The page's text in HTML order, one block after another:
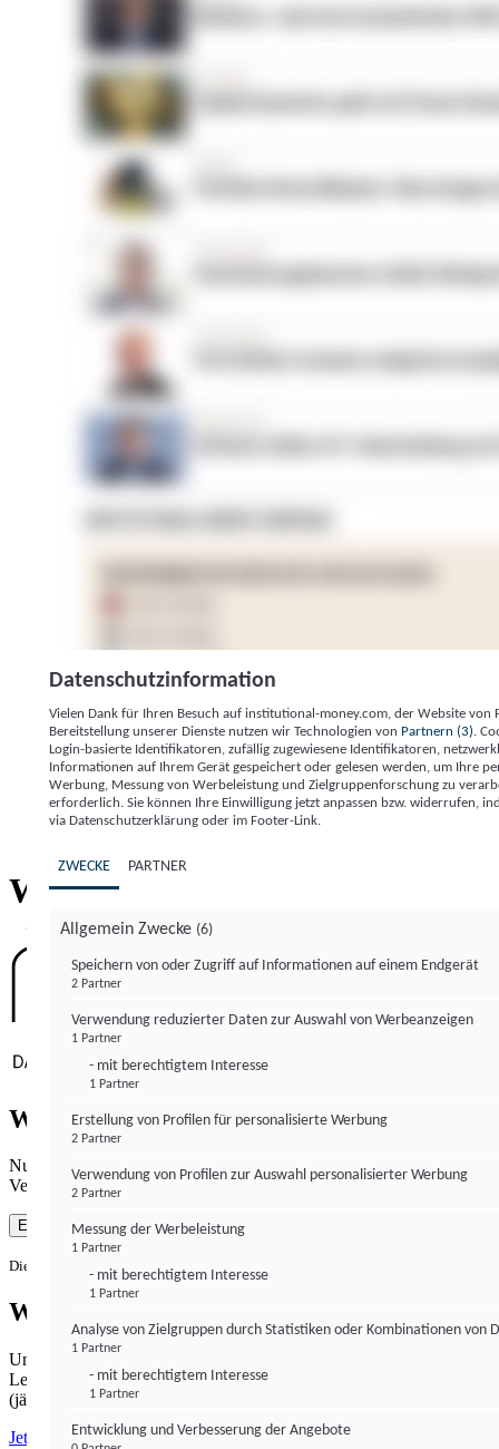
Institutional Money
ImpressumDatenschutzerklärung
Willkommen bei
Wie gewohnt mit Werbung lesen
Nutzen Sie institutional-money.com mit Ihrer Zustimmung zur
Verwendung von Cookies für Webanalyse und Werbemaßnahmen.
Einverstanden
Die Zustimmung ist jederzeit widerrufbar.
Werbefrei lesen
Unabhängiger Journalismus hat seinen Preis.
Lesen Sie institutional-money.com PUR für 33,99€ pro Monat
(jährliche Abrechnung).
Jetzt abonnieren
Datenschutzinformation
Vielen Dank für Ihren Besuch auf institutional-money.com, der Website von
Bereitstellung unserer Dienste nutzen wir Technologien von Partnern (3) .
Login-basierte Identifikatoren, zufällig zugewiesene Identifikatoren,
Informationen auf Ihrem Gerät gespeichert oder gelesen werden, um Ihre
Werbung, Messung von Werbeleistung und Zielgruppenforschung zu
erforderlich. Sie können Ihre Einwilligung jetzt anpassen bzw. widerrufen,
via Datenschutzerklärung oder im Footer-Link.
ZWECKE PARTNER
Allgemein Zwecke (6)
Speichern von oder Zugriff auf Informationen auf einem Endgerät
2 Partner
Verwendung reduzierter Daten zur Auswahl von Werbeanzeigen
1 Partner
- mit berechtigtem Interesse
1 Partner
Erstellung von Profilen für personalisierte Werbung
2 Partner
Verwendung von Profilen zur Auswahl personalisierter Werbung
2 Partner
Messung der Werbeleistung
1 Partner
- mit berechtigtem Interesse
1 Partner
Analyse von Zielgruppen durch Statistiken oder Kombinationen von
1 Partner
- mit berechtigtem Interesse
1 Partner
Entwicklung und Verbesserung der Angebote